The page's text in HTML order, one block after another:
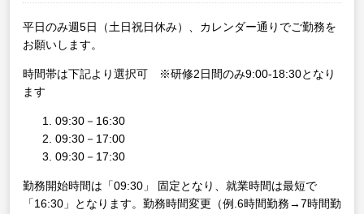
平日のみ週5日（土日祝日休み）、カレンダー通りでご勤務を
お願いします。
時間帯は下記より選択可 ※研修2日間のみ9:00-18:30となり
ます
09:30－16:30
09:30－17:00
09:30－17:30
勤務開始時間は「09:30」 固定となり、就業時間は最短で
「16:30」となります。勤務時間変更（例.6時間勤務→7時間勤